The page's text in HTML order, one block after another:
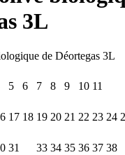
3L
5 6 7 8 9 10 11
17 18 19 20 21 22 23 24
31 33 34 35 36 37 38